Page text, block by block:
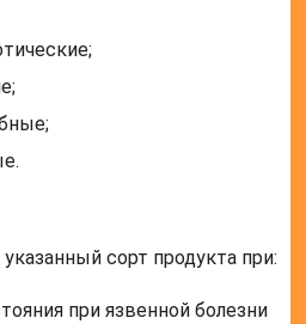
сорт продукта при:
при язвенной болезни